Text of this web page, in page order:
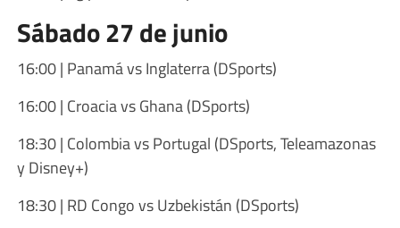
Sábado 27 de junio
16:00 | Panamá vs Inglaterra (DSports)
16:00 | Croacia vs Ghana (DSports)
18:30 | Colombia vs Portugal (DSports, Teleamazonas
y Disney+)
18:30 | RD Congo vs Uzbekistán (DSports)